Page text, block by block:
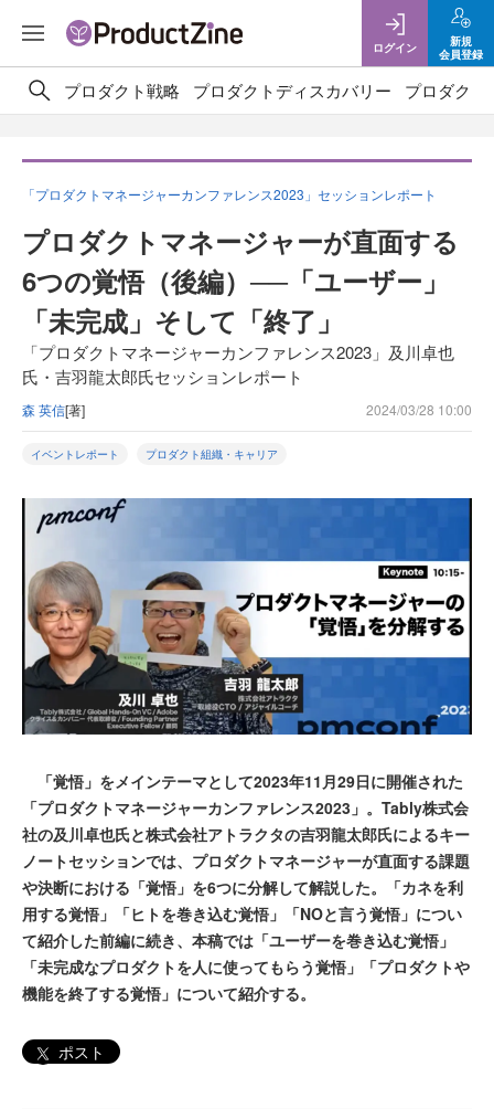
ログイン
新規
会員登録
プロダクト戦略 プロダクトディスカバリー プロダクト
「プロダクトマネージャーカンファレンス2023」セッションレポート
プロダクトマネージャーが直面する
6つの覚悟（後編）──「ユーザー」
「未完成」そして「終了」
「プロダクトマネージャーカンファレンス2023」及川卓也
氏・吉羽龍太郎氏セッションレポート
森 英信[著] 2024/03/28 10:00
イベントレポート プロダクト組織・キャリア
「覚悟」をメインテーマとして2023年11月29日に開催された
「プロダクトマネージャーカンファレンス2023」。Tably株式会
社の及川卓也氏と株式会社アトラクタの吉羽龍太郎氏によるキー
ノートセッションでは、プロダクトマネージャーが直面する課題
や決断における「覚悟」を6つに分解して解説した。「カネを利
用する覚悟」「ヒトを巻き込む覚悟」「NOと言う覚悟」につい
て紹介した前編に続き、本稿では「ユーザーを巻き込む覚悟」
「未完成なプロダクトを人に使ってもらう覚悟」「プロダクトや
機能を終了する覚悟」について紹介する。
ポスト